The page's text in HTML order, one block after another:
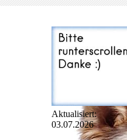
Aktualisiert:
03.07.2026